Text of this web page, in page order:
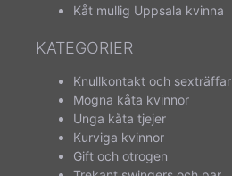
Kåt mullig Uppsala kvinna
KATEGORIER
Knullkontakt och sexträffar
Mogna kåta kvinnor
Unga kåta tjejer
Kurviga kvinnor
Gift och otrogen